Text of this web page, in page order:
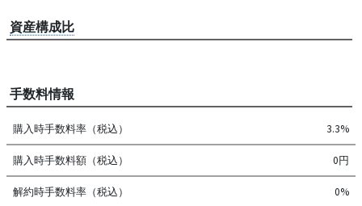
資産構成比
手数料情報
購入時手数料率（税込） 3.3%
購入時手数料額（税込） 0円
解約時手数料率（税込） 0%